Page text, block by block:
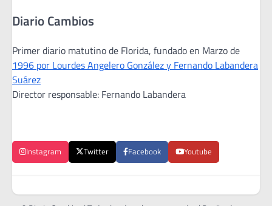
Diario Cambios
Primer diario matutino de Florida, fundado en Marzo de
1996 por Lourdes Angelero González y Fernando Labandera
Suárez
Director responsable: Fernando Labandera
Instagram Twitter Facebook Youtube